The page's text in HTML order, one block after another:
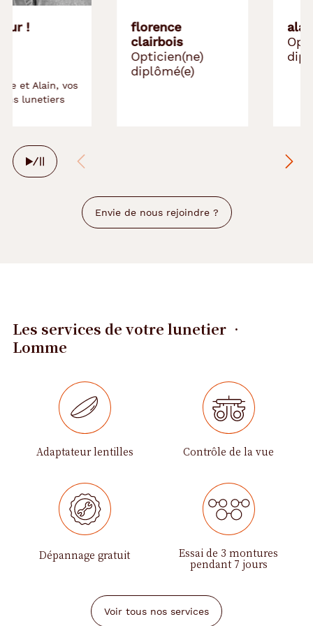
Bonjour !
Florence et Alain, vos
opticiens lunetiers
clairbois
Opticien(ne)
diplômé(e)
Arrêter
le
défilement
automatique
Envie de nous rejoindre ?
Les services de votre lunetier •
Lomme
Adaptateur lentilles Contrôle de la vue
Dépannage gratuit
Essai de 3 montures
pendant 7 jours
Voir tous nos services